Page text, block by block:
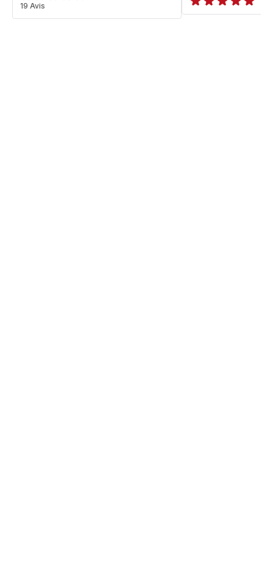
ratings.4.7
19 Avis
ratings.NaN